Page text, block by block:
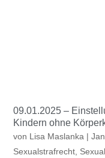
09.01.2025 –
Kindern ohne
von Lisa Maslanka |
Sexualstrafrecht